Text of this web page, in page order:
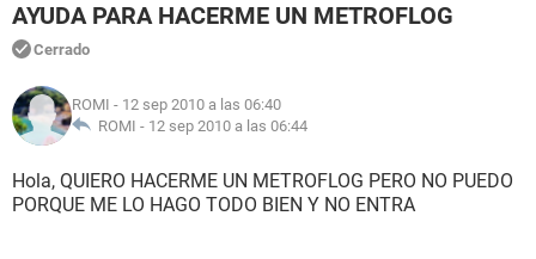
AYUDA PARA HACERME UN METROFLOG
Cerrado
ROMI - 12 sep 2010 a las 06:40
ROMI - 12 sep 2010 a las 06:44
Hola, QUIERO HACERME UN METROFLOG PERO NO PUEDO
PORQUE ME LO HAGO TODO BIEN Y NO ENTRA